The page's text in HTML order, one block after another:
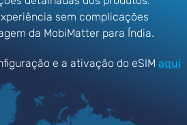
sem complicações
da MobiMatter para Índia.
e a ativação do eSIM aqui